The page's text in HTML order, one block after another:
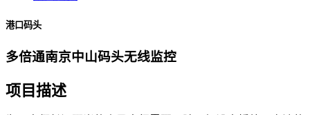
港口码头
多倍通南京中山码头无线监控
项目描述